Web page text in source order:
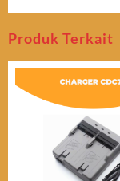
Produk Terkait